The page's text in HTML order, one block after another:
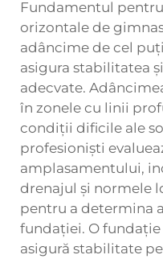
Fundamentul
orizontale de
adâncime de cel
asigura stabilitatea
adecvate.
în zonele cu linii
condiții dificile ale
profesioniști
amplasamentului,
drenajul și normele
pentru a determina
fundației. O
asigură stabilitate